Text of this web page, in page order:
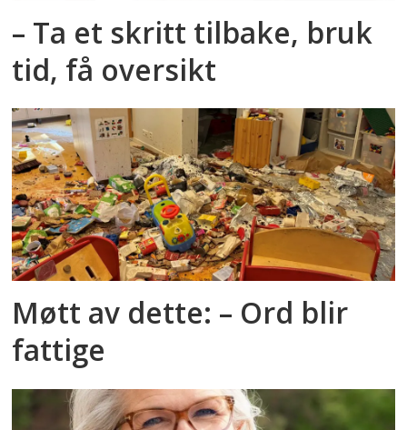
– Ta et skritt tilbake, bruk
tid, få oversikt
Møtt av dette: – Ord blir
fattige